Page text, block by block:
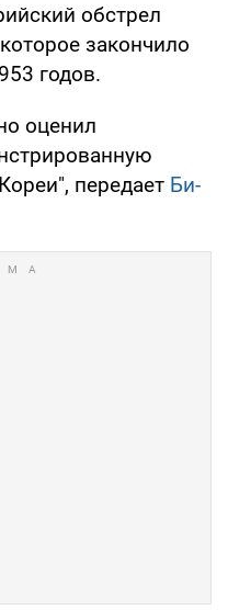
обстрел
закончило
годов.
оценил
передает Би-